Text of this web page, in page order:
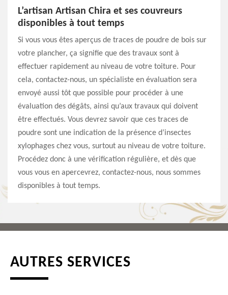
L’artisan Artisan Chira et ses couvreurs
disponibles à tout temps
Si vous vous êtes aperçus de traces de poudre de bois sur
votre plancher, ça signifie que des travaux sont à
effectuer rapidement au niveau de votre toiture. Pour
cela, contactez-nous, un spécialiste en évaluation sera
envoyé aussi tôt que possible pour procéder à une
évaluation des dégâts, ainsi qu’aux travaux qui doivent
être effectués. Vous devrez savoir que ces traces de
poudre sont une indication de la présence d’insectes
xylophages chez vous, surtout au niveau de votre toiture.
Procédez donc à une vérification régulière, et dès que
vous vous en apercevrez, contactez-nous, nous sommes
disponibles à tout temps.
AUTRES SERVICES